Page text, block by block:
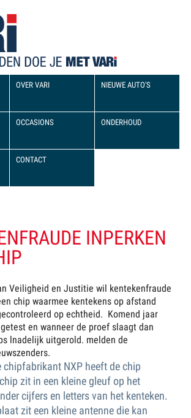
INPERKEN
Veiligheid en Justitie wil kentekenfraude
chip waarmee kentekens op afstand
op echtheid. Komend jaar
en wanneer de proef slaagt dan
lnadelijk uitgerold. melden de
chipfabrikant NXP heeft de chip
zit in een kleine gleuf op het
cijfers en letters van het kenteken.
zit een kleine antenne die kan
OVER VARI NIEUWE AUTO'S
OCCASIONS ONDERHOUD
CONTACT